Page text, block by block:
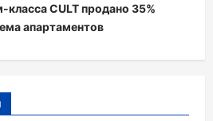
CULT продано 35%
апартаментов